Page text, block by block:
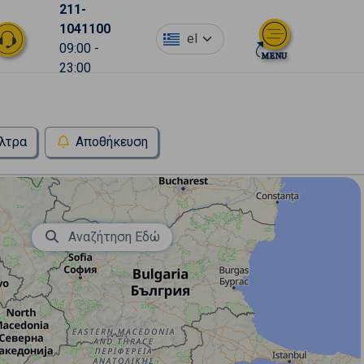
211-
1041100
09:00 -
23:00
el
Αποθήκευση
Αναζήτηση Εδώ